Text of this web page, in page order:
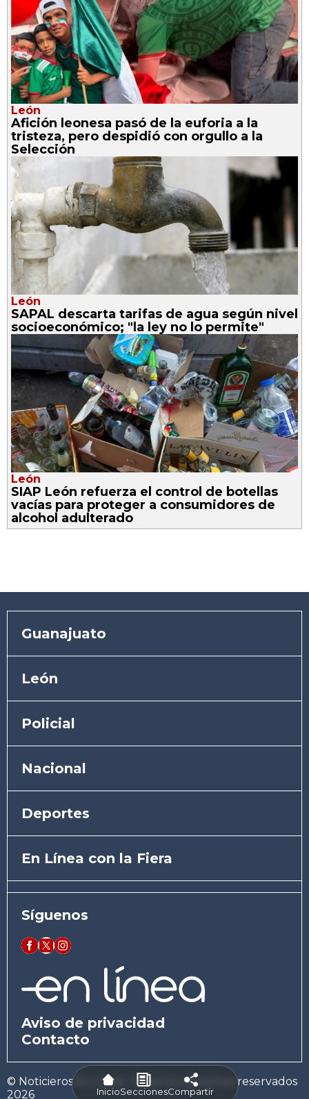
León
Afición leonesa pasó de la euforia a la
tristeza, pero despidió con orgullo a la
Selección
León
SAPAL descarta tarifas de agua según nivel
socioeconómico; "la ley no lo permite"
León
SIAP León refuerza el control de botellas
vacías para proteger a consumidores de
alcohol adulterado
Guanajuato
León
Policial
Nacional
Deportes
En Línea con la Fiera
Síguenos
Aviso de privacidad
Contacto
© Noticieros En Línea. Todos los derechos reservados
2026
InicioSeccionesCompartir